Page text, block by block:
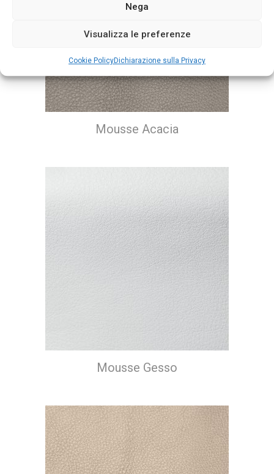
Nega
Visualizza le preferenze
Cookie PolicyDichiarazione sulla Privacy
Mousse Acacia
Mousse Gesso